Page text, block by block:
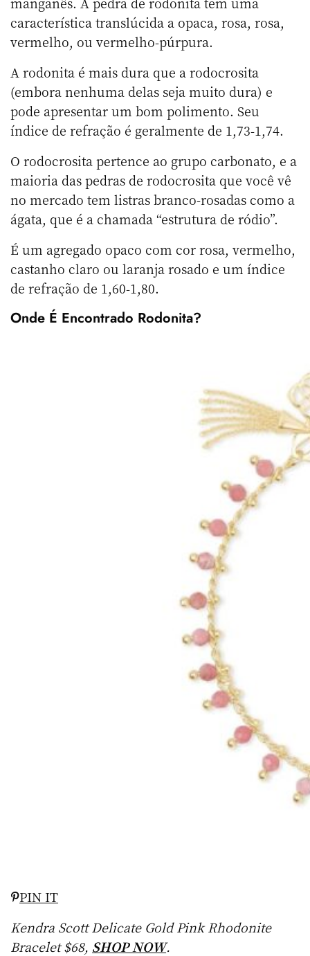
característica translúcida a opaca, rosa, rosa,
vermelho, ou vermelho-púrpura.
A rodonita é mais dura que a rodocrosita
(embora nenhuma delas seja muito dura) e
pode apresentar um bom polimento. Seu
índice de refração é geralmente de 1,73-1,74.
O rodocrosita pertence ao grupo carbonato, e a
maioria das pedras de rodocrosita que você vê
no mercado tem listras branco-rosadas como a
ágata, que é a chamada “estrutura de ródio”.
É um agregado opaco com cor rosa, vermelho,
castanho claro ou laranja rosado e um índice
de refração de 1,60-1,80.
Onde É Encontrado Rodonita?
PIN IT
Kendra Scott Delicate Gold Pink Rhodonite
Bracelet $68, SHOP NOW.